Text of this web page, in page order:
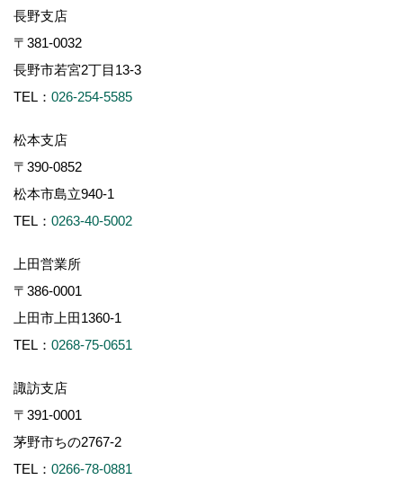
長野支店
〒381-0032
長野市若宮2丁目13-3
TEL： 026-254-5585
松本支店
〒390-0852
松本市島立940-1
TEL： 0263-40-5002
上田営業所
〒386-0001
上田市上田1360-1
TEL： 0268-75-0651
諏訪支店
〒391-0001
茅野市ちの2767-2
TEL： 0266-78-0881